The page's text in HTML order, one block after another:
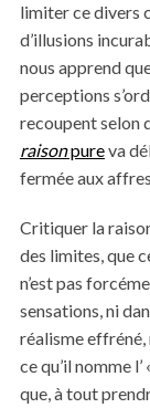
limiter ce divers
d’illusions
nous apprend
perceptions
recoupent selon
raisonpureva
fermée aux
Critiquer la
des limites, que
n’est pas
sensations, ni
réalisme effréné,
ce qu’il nomme
que, à tout